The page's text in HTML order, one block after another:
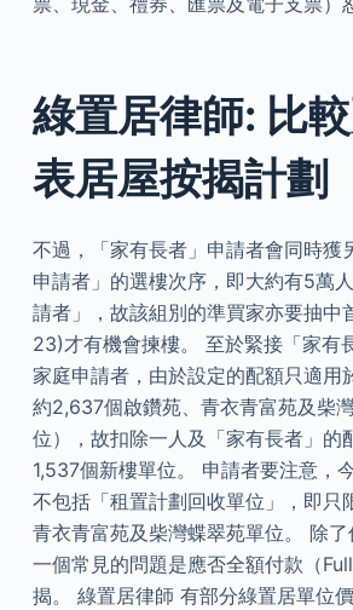
綠置居律師: 比
表居屋按揭計劃
不過，「家有長者」申請者會同時獲
申請者」的選樓次序，即大約有5萬
請者」，故該組別的準買家亦要抽中
23)才有機會揀樓。 至於緊接「家有
家庭申請者，由於設定的配額只適用
約2,637個啟鑽苑、青衣青富苑及柴
位），故扣除一人及「家有長者」的
1,537個新樓單位。 申請者要注意，
不包括「租置計劃回收單位」，即只
青衣青富苑及柴灣蝶翠苑單位。 除
一個常見的問題是應否全額付款（
揭。 綠置居律師 有部分綠置居單位